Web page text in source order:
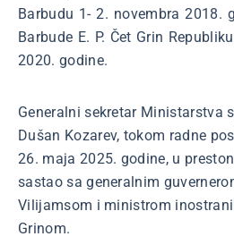
Barbudu 1- 2. novembra 2018.
Barbude E. P. Čet Grin
2020. godine.
Generalni sekretar Ministarstva
Dušan Kozarev, tokom radne
26. maja 2025. godine, u
sastao sa generalnim
Vilijamsom i ministrom
Grinom.